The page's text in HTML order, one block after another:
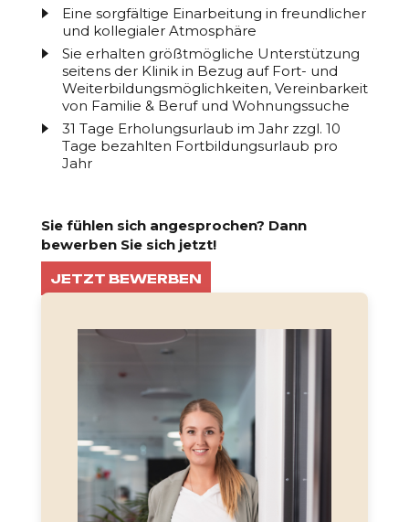
Eine sorgfältige Einarbeitung in freundlicher
und kollegialer Atmosphäre
Sie erhalten größtmögliche Unterstützung
seitens der Klinik in Bezug auf Fort- und
Weiterbildungsmöglichkeiten, Vereinbarkeit
von Familie & Beruf und Wohnungssuche
31 Tage Erholungsurlaub im Jahr zzgl. 10
Tage bezahlten Fortbildungsurlaub pro
Jahr
Sie fühlen sich angesprochen? Dann
bewerben Sie sich jetzt!
JETZT BEWERBEN